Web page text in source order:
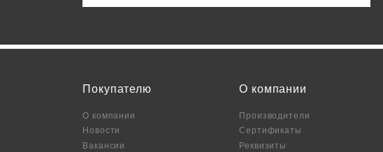
Покупателю
О компании
Новости
Вакансии
О компании
Производители
Сертификаты
Реквизиты